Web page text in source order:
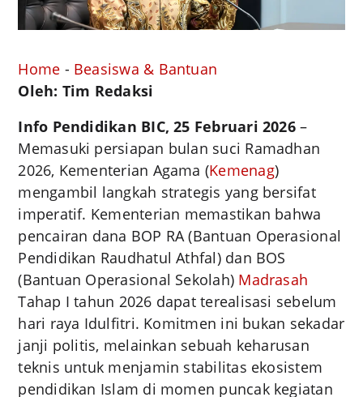
Home - Beasiswa & Bantuan
Oleh: Tim Redaksi
Info Pendidikan BIC, 25 Februari 2026–
Memasuki persiapan bulan suci Ramadhan
2026, Kementerian Agama (Kemenag)
mengambil langkah strategis yang bersifat
imperatif. Kementerian memastikan bahwa
pencairan dana BOP RA (Bantuan Operasional
Pendidikan Raudhatul Athfal) dan BOS
(Bantuan Operasional Sekolah) Madrasah
Tahap I tahun 2026 dapat terealisasi sebelum
hari raya Idulfitri. Komitmen ini bukan sekadar
janji politis, melainkan sebuah keharusan
teknis untuk menjamin stabilitas ekosistem
pendidikan Islam di momen puncak kegiatan